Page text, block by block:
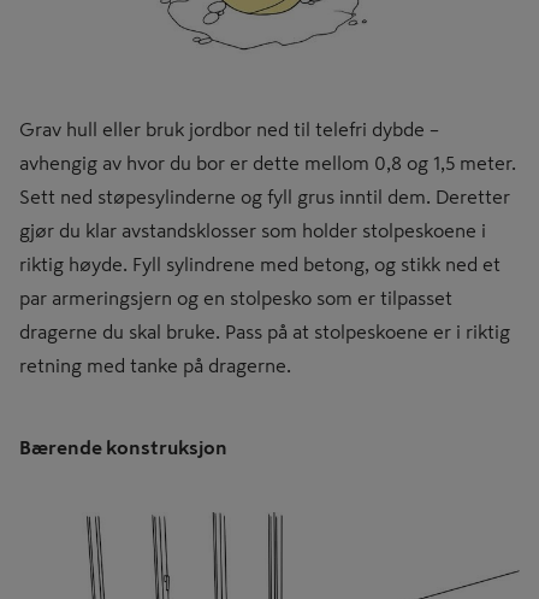
Grav hull eller bruk jordbor ned til telefri dybde –
avhengig av hvor du bor er dette mellom 0,8 og 1,5 meter.
Sett ned støpesylinderne og fyll grus inntil dem. Deretter
gjør du klar avstandsklosser som holder stolpeskoene i
riktig høyde. Fyll sylindrene med betong, og stikk ned et
par armeringsjern og en stolpesko som er tilpasset
dragerne du skal bruke. Pass på at stolpeskoene er i riktig
retning med tanke på dragerne.
Bærende konstruksjon